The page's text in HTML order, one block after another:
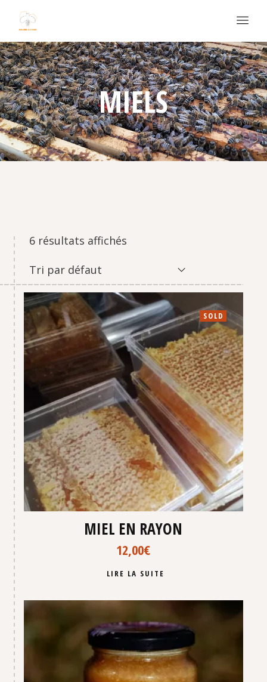
MIELS
6 résultats affichés
Tri par défaut
SOLD
MIEL EN RAYON
12,00€
LIRE LA SUITE